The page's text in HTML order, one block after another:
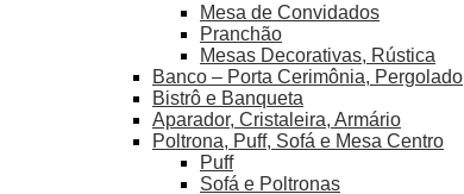
Mesa de Convidados
Pranchão
Mesas Decorativas, Rústica
Banco – Porta Cerimônia, Pergolado
Bistrô e Banqueta
Aparador, Cristaleira, Armário
Poltrona, Puff, Sofá e Mesa Centro
Puff
Sofá e Poltronas